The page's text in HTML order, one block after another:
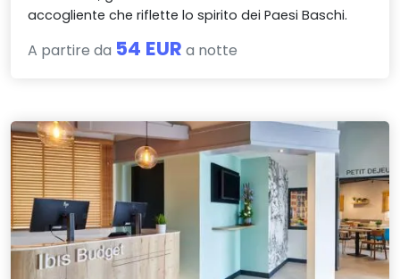
accogliente che riflette lo spirito dei Paesi Baschi.
A partire da 54 EUR a notte